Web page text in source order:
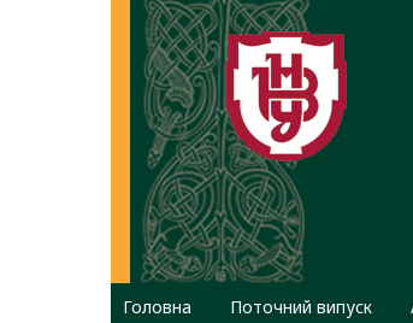
Головна Поточний випуск